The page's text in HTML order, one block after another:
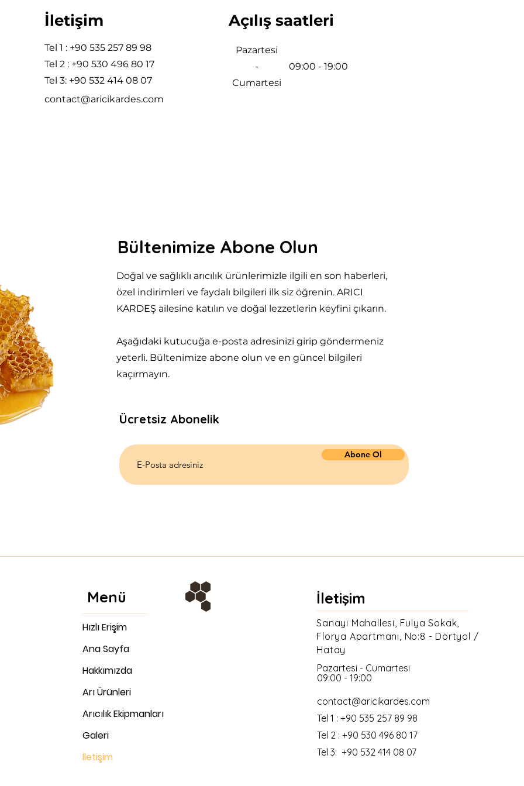
İletişim
Tel 1 : +90 535 257 89 98
Tel 2 : +90 530 496 80 17
Tel 3: +90 532 414 08 07
contact@aricikardes.com
Açılış saatleri
Pazartesi
-
Cumartesi
09:00 - 19:00
Bültenimize Abone Olun
Doğal ve sağlıklı arıcılık ürünlerimizle ilgili en son haberleri,
özel indirimleri ve faydalı bilgileri ilk siz öğrenin. ARICI
KARDEŞ ailesine katılın ve doğal lezzetlerin keyfini çıkarın.
Aşağıdaki kutucuğa e-posta adresinizi girip göndermeniz
yeterli. Bültenimize abone olun ve en güncel bilgileri
kaçırmayın.
Ücretsiz Abonelik
Abone Ol
Menü
Hızlı Erişim
Ana Sayfa
Hakkımızda
Arı Ürünleri
Arıcılık Ekipmanları
Galeri
İletişim
İletişim
Sanayi Mahallesi, Fulya Sokak,
Florya Apartmanı, No:8 - Dörtyol /
Hatay
Pazartesi - Cumartesi
09:00 - 19:00
contact@aricikardes.com
Tel 1 : +90 535 257 89 98
Tel 2 : +90 530 496 80 17
Tel 3: +90 532 414 08 07